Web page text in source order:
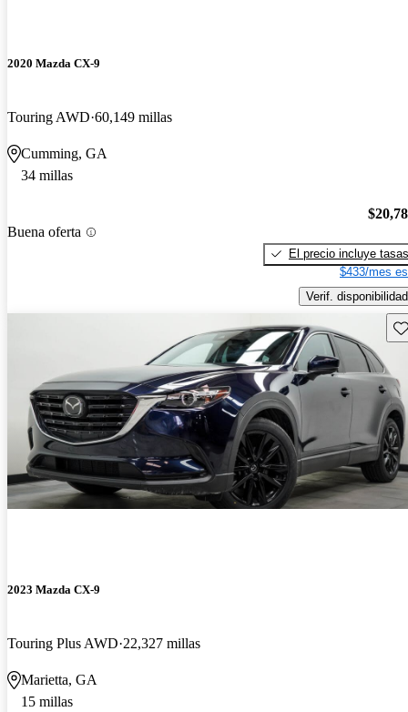
2020 Mazda CX-9
Touring AWD 60,149 millas
Cumming, GA
34 millas
Buena oferta
El precio incluye tasas
$433/mes
Verif. disponibilidad
2023 Mazda CX-9
Touring Plus AWD 22,327 millas
Marietta, GA
15 millas